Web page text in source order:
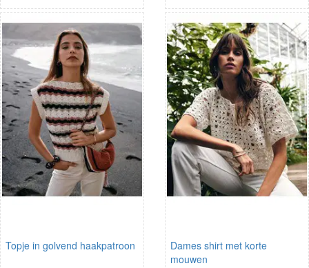
Topje in golvend haakpatroon
Dames shirt met korte
mouwen